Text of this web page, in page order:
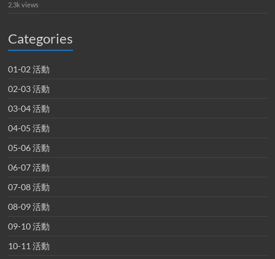
2.3k views
Categories
01-02 活動
02-03 活動
03-04 活動
04-05 活動
05-06 活動
06-07 活動
07-08 活動
08-09 活動
09-10 活動
10-11 活動